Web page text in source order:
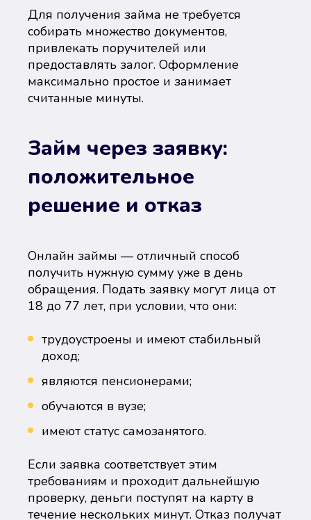
Для получения займа не требуется
собирать множество документов,
привлекать поручителей или
предоставлять залог. Оформление
максимально простое и занимает
считанные минуты.
Займ через заявку:
положительное
решение и отказ
Онлайн займы — отличный способ
получить нужную сумму уже в день
обращения. Подать заявку могут лица от
18 до 77 лет, при условии, что они:
трудоустроены и имеют стабильный
доход;
являются пенсионерами;
обучаются в вузе;
имеют статус самозанятого.
Если заявка соответствует этим
требованиям и проходит дальнейшую
проверку, деньги поступят на карту в
течение нескольких минут. Отказ получат